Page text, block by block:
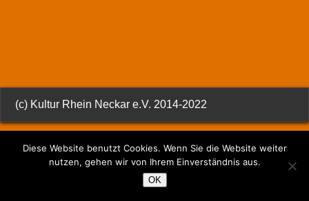
(c) Kultur Rhein Neckar e.V. 2014-2022
Diese Website benutzt Cookies. Wenn Sie die Website weiter
nutzen, gehen wir von Ihrem Einverständnis aus.
OK